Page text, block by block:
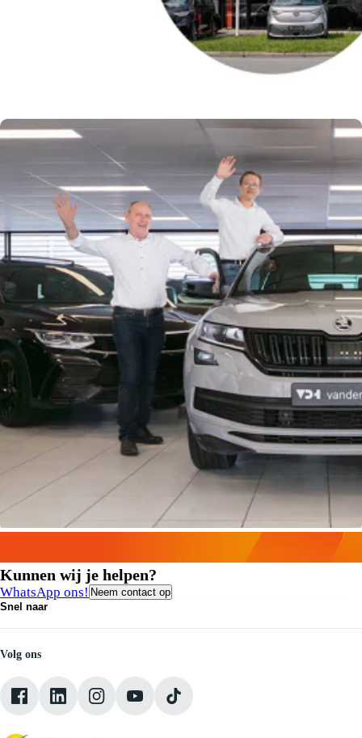
Kunnen wij je helpen?
WhatsApp ons! Neem contact op
Snel naar
Medewerkers
Onze servicebeloften
Pechhulp
Klantbeoordelingen
Verkoopvoorwaarden
Volg ons